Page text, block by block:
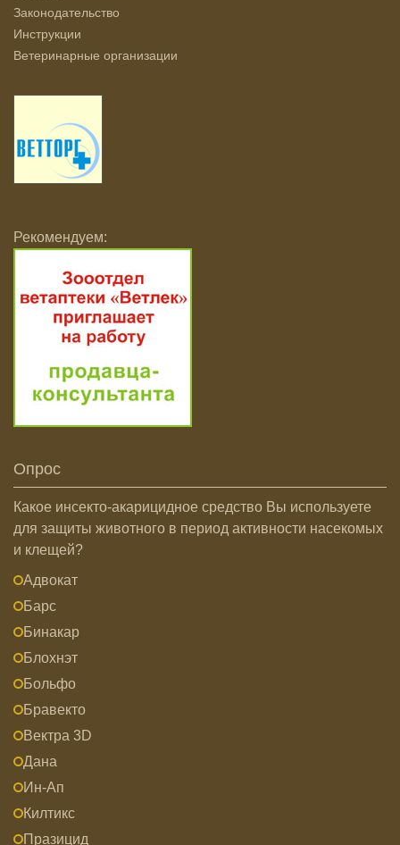
Законодательство
Инструкции
Ветеринарные организации
Рекомендуем:
Опрос
Какое инсекто-акарицидное средство Вы используете
для защиты животного в период активности насекомых
и клещей?
Адвокат
Барс
Бинакар
Блохнэт
Больфо
Бравекто
Вектра 3D
Дана
Ин-Ап
Килтикс
Празицид